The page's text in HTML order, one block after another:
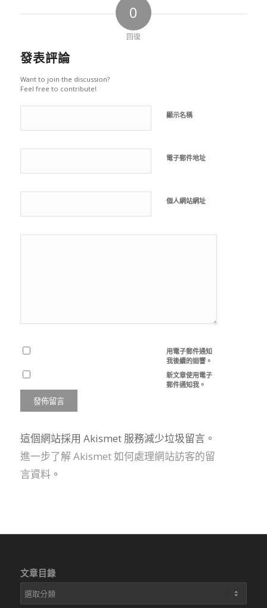
0
回復
發表評論
Want to join the discussion?
Feel free to contribute!
顯示名稱
電子郵件地址
個人網站網址
用電子郵件通知
我後續的迴響。
新文章使用電子
郵件通知我。
這個網站採用 Akismet 服務減少垃圾留言。
進一步了解 Akismet 如何處理網站訪客的留
言資料。
文章目錄
文
章